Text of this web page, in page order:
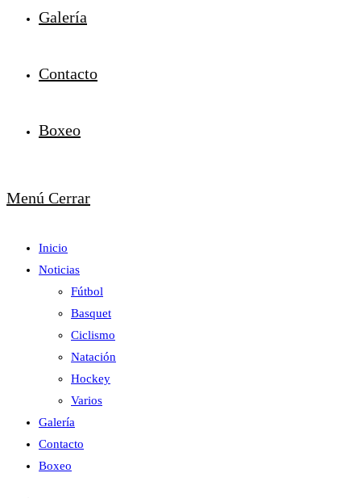
Galería
Contacto
Boxeo
Menú Cerrar
Inicio
Noticias
Fútbol
Basquet
Ciclismo
Natación
Hockey
Varios
Galería
Contacto
Boxeo